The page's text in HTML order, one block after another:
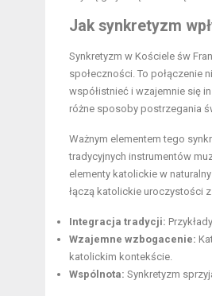
Jak synkretyzm
Synkretyzm w Kościele św
społeczności. To połączenie
współistnieć i wzajemnie się
różne sposoby postrzegania
Ważnym elementem tego
tradycyjnych instrumentów
elementy katolickie w
łączą katolickie uroczystości
Integracja tradycji:
Wzajemne wzbogacenie:
katolickim kontekście.
Wspólnota: Synkretyzm